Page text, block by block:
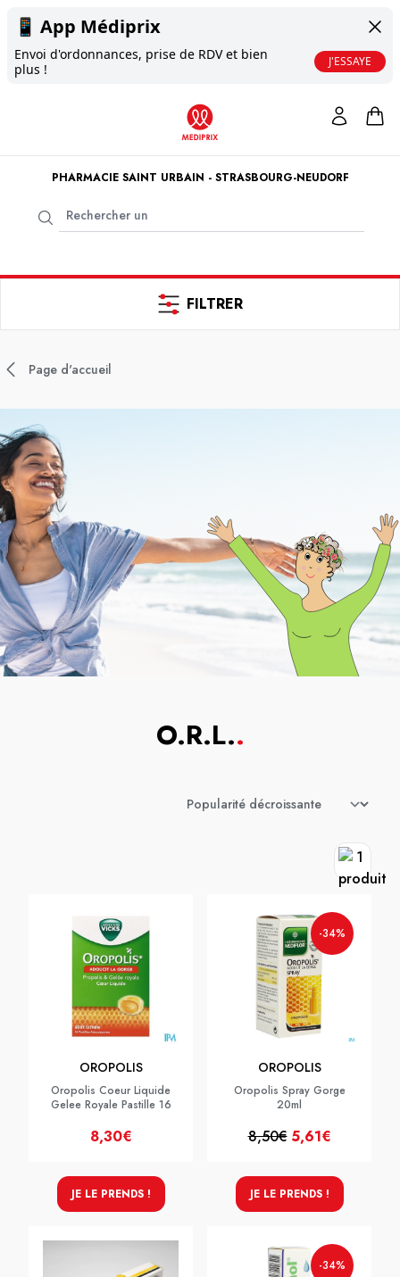
📱 App Médiprix
Envoi d'ordonnances, prise de RDV et bien
plus !
J'ESSAYE
PHARMACIE SAINT URBAIN - STRASBOURG-NEUDORF
FILTRER
Page d'accueil
O.R.L..
OROPOLIS
Oropolis Coeur Liquide
Gelee Royale Pastille 16
8,30€
JE LE PRENDS !
-34%
OROPOLIS
Oropolis Spray Gorge
20ml
8,50€ 5,61€
JE LE PRENDS !
-34%